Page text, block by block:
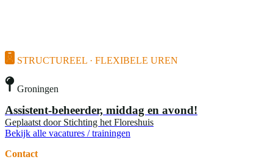
STRUCTUREEL · FLEXIBELE UREN
Groningen
Assistent-beheerder, middag en avond!
Geplaatst door Stichting het Floreshuis
Bekijk alle vacatures / trainingen
Contact